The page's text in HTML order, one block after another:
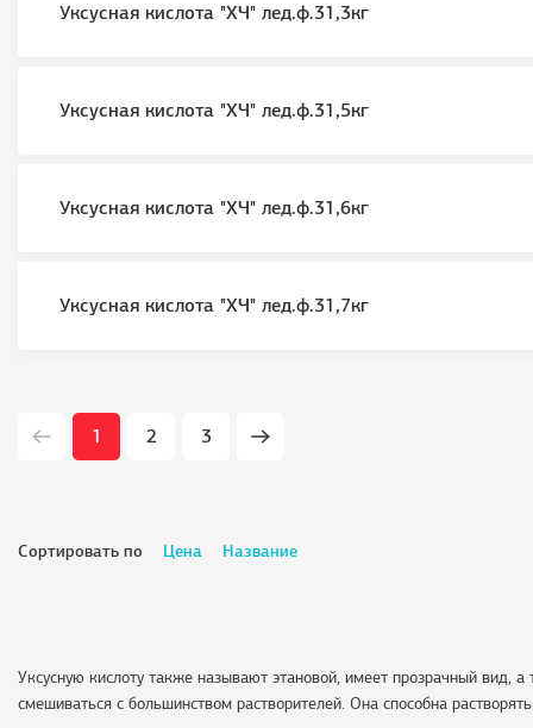
Уксусная кислота "ХЧ" лед.ф.31,3кг
Уксусная кислота "ХЧ" лед.ф.31,5кг
Уксусная кислота "ХЧ" лед.ф.31,6кг
Уксусная кислота "ХЧ" лед.ф.31,7кг
1 2 3
Сортировать по Цена Название
Уксусную кислоту также называют этановой, имеет прозрачный вид,
смешиваться с большинством растворителей. Она способна